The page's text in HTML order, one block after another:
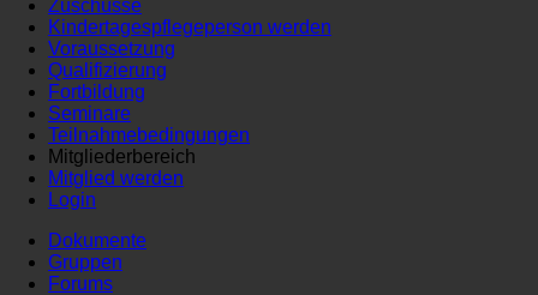
Zuschüsse
Kindertagespflegeperson werden
Voraussetzung
Qualifizierung
Fortbildung
Seminare
Teilnahmebedingungen
Mitgliederbereich
Mitglied werden
Login
Dokumente
Gruppen
Forums